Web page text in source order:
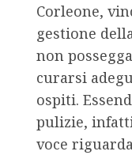
Corleone,
gestione
non
curarsi
ospiti.
pulizie,
voce